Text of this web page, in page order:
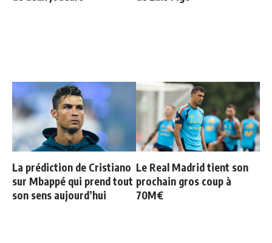
La prédiction de Cristiano
sur Mbappé qui prend tout
son sens aujourd’hui
Le Real Madrid tient son
prochain gros coup à
70M€